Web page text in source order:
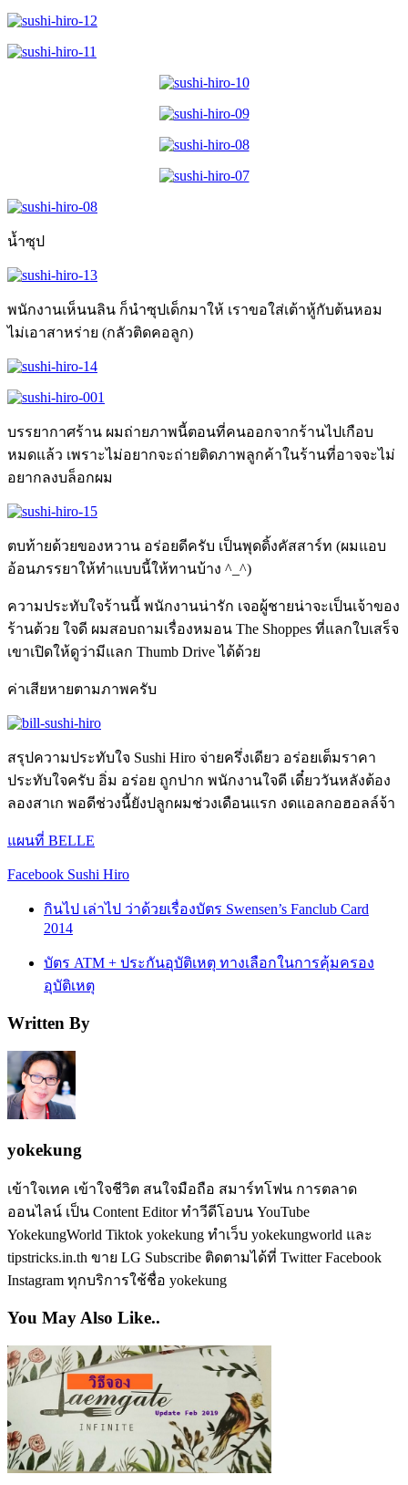
น้ำซุป
พนักงานเห็นนลิน ก็นำซุปเด็กมาให้ เราขอใส่เต้าหู้กับต้นหอม
ไม่เอาสาหร่าย (กลัวติดคอลูก)
บรรยากาศร้าน ผมถ่ายภาพนี้ตอนที่คนออกจากร้านไปเกือบ
หมดแล้ว เพราะไม่อยากจะถ่ายติดภาพลูกค้าในร้านที่อาจจะไม่
อยากลงบล็อกผม
ตบท้ายด้วยของหวาน อร่อยดีครับ เป็นพุดดิ้งคัสสาร์ท (ผมแอบ
อ้อนภรรยาให้ทำแบบนี้ให้ทานบ้าง ^_^)
ความประทับใจร้านนี้ พนักงานน่ารัก เจอผู้ชายน่าจะเป็นเจ้าของ
ร้านด้วย ใจดี ผมสอบถามเรื่องหมอน The Shoppes ที่แลกใบเสร็จ
เขาเปิดให้ดูว่ามีแลก Thumb Drive ได้ด้วย
ค่าเสียหายตามภาพครับ
สรุปความประทับใจ Sushi Hiro จ่ายครึ่งเดียว อร่อยเต็มราคา
ประทับใจครับ อิ่ม อร่อย ถูกปาก พนักงานใจดี เดี๋ยววันหลังต้อง
ลองสาเก พอดีช่วงนี้ยังปลูกผมช่วงเดือนแรก งดแอลกอฮอลล์จ้า
แผนที่ BELLE
Facebook Sushi Hiro
กินไป เล่าไป ว่าด้วยเรื่องบัตร Swensen’s Fanclub Card
2014
บัตร ATM + ประกันอุบัติเหตุ ทางเลือกในการคุ้มครอง
อุบัติเหตุ
Written By
yokekung
เข้าใจเทค เข้าใจชีวิต สนใจมือถือ สมาร์ทโฟน การตลาด
ออนไลน์ เป็น Content Editor ทำวีดีโอบน YouTube
YokekungWorld Tiktok yokekung ทำเว็บ yokekungworld และ
tipstricks.in.th ขาย LG Subscribe ติดตามได้ที่ Twitter Facebook
Instagram ทุกบริการใช้ชื่อ yokekung
You May Also Like..